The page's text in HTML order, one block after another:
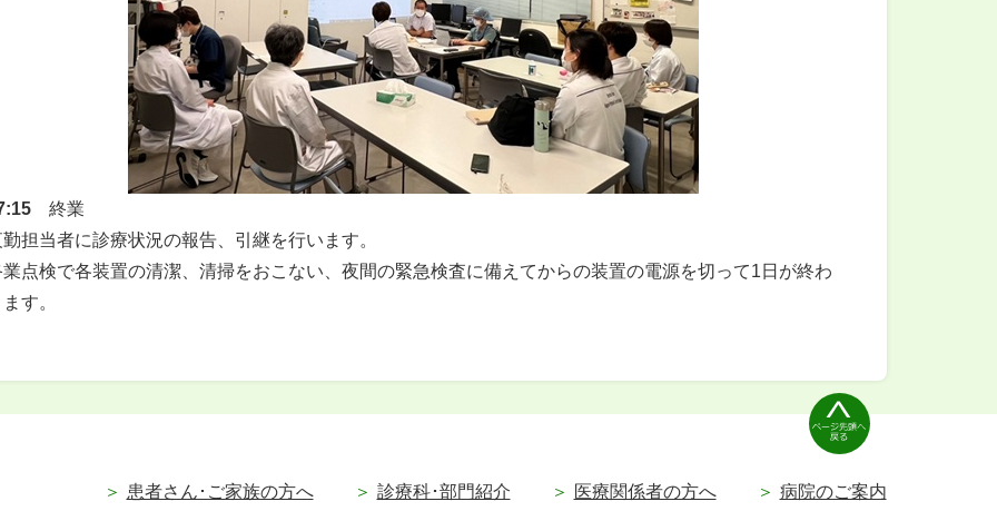
終業
担当者に診療状況の報告、引継を行います。
点検で各装置の清潔、清掃をおこない、夜間の緊急検査に備えてからの装置の電源を切って1日が終わ
す。
患者さん･ご家族の方へ 診療科･部門紹介 医療関係者の方へ 病院のご案内